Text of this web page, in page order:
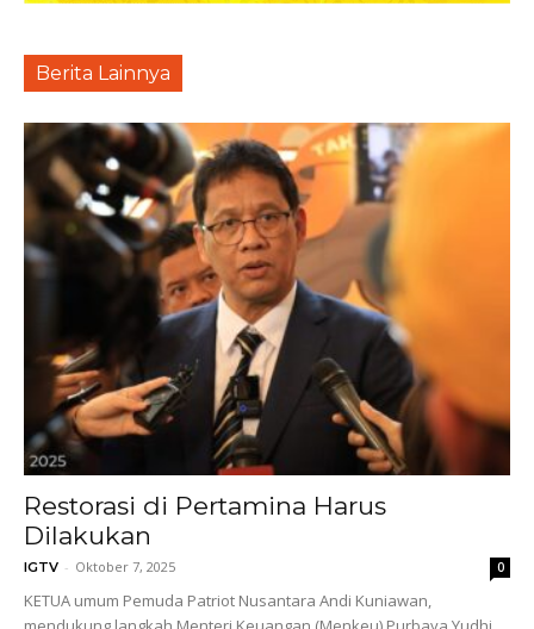
Berita Lainnya
Restorasi di Pertamina Harus
Dilakukan
IGTV - Oktober 7, 2025 0
KETUA umum Pemuda Patriot Nusantara Andi Kuniawan,